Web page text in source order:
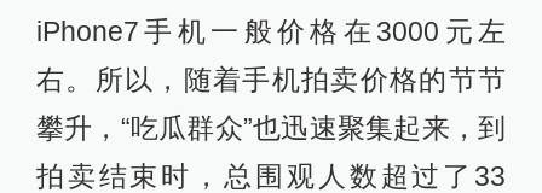
iPhone7手机一般价格在3000元左
右。所以，随着手机拍卖价格的节节
攀升，“吃瓜群众”也迅速聚集起来，到
拍卖结束时，总围观人数超过了33